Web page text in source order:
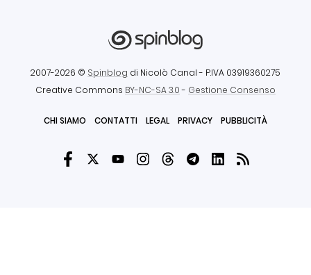
2007-2026 © Spinblog di Nicolò Canal - P.IVA 03919360275
Creative Commons BY-NC-SA 3.0- Gestione Consenso
CHI SIAMO CONTATTI LEGAL PRIVACY PUBBLICITÀ